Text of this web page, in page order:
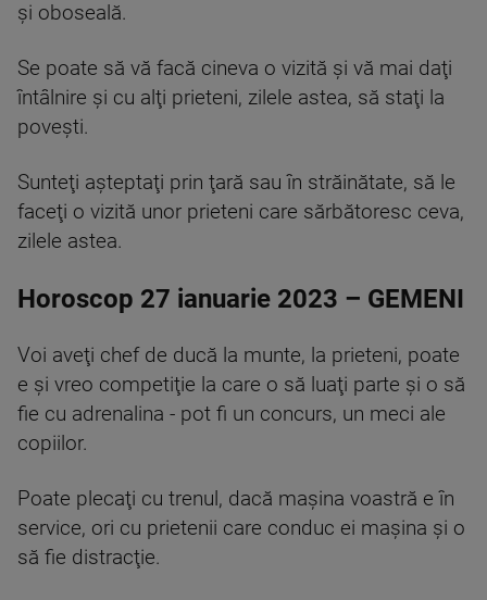
şi oboseală.
Se poate să vă facă cineva o vizită şi vă mai daţi
întâlnire şi cu alţi prieteni, zilele astea, să staţi la
poveşti.
Sunteţi aşteptaţi prin ţară sau în străinătate, să le
faceţi o vizită unor prieteni care sărbătoresc ceva,
zilele astea.
Horoscop 27 ianuarie 2023 – GEMENI
Voi aveţi chef de ducă la munte, la prieteni, poate
e şi vreo competiţie la care o să luaţi parte şi o să
fie cu adrenalina - pot fi un concurs, un meci ale
copiilor.
Poate plecaţi cu trenul, dacă maşina voastră e în
service, ori cu prietenii care conduc ei maşina şi o
să fie distracţie.